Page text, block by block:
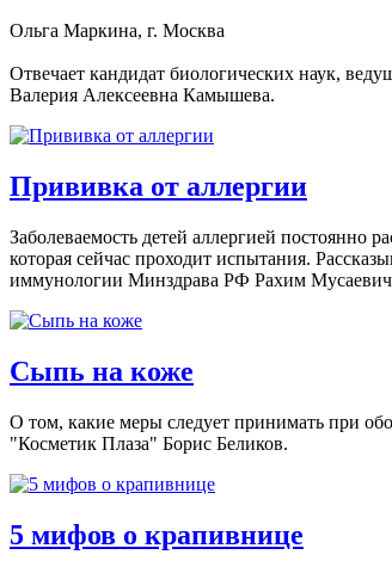
Ольга Маркина, г. Москва
Отвечает кандидат биологических наук,
Валерия Алексеевна Камышева.
Прививка от аллергии
Заболеваемость детей аллергией постоянно
которая сейчас проходит испытания.
иммунологии Минздрава РФ Рахим
Сыпь на коже
О том, какие меры следует принимать при
"Косметик Плаза" Борис Беликов.
5 мифов о крапивнице